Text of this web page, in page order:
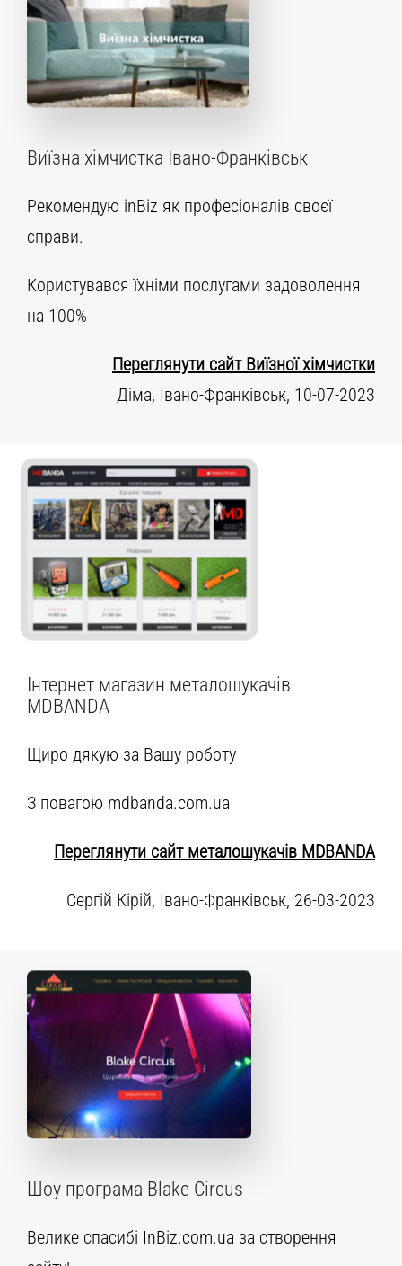
Виїзна хімчистка Івано-Франківськ
Рекомендую inBiz як професіоналів своєї
справи.
Користувався їхніми послугами задоволення
на 100%
Переглянути сайт Виїзної хімчистки
Діма, Івано-Франківськ, 10-07-2023
Інтернет магазин металошукачів
MDBANDA
Щиро дякую за Вашу роботу
З повагою mdbanda.com.ua
Переглянути сайт металошукачів MDBANDA
Сергій Кірій, Івано-Франківськ, 26-03-2023
Шоу програма Blake Circus
Велике спасибі InBiz.com.ua за створення